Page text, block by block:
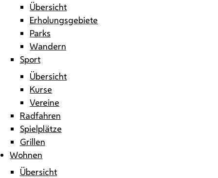
Übersicht
Erholungsgebiete
Parks
Wandern
Sport
Übersicht
Kurse
Vereine
Radfahren
Spielplätze
Grillen
Wohnen
Übersicht